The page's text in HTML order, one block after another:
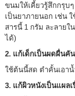
ขนมให้เคี้ยวรู้สึกกรุบ
เป็นยาภายนอก เช่น
สารนี้ 1 กรัม ละลายใ
ได้)
2. แก้เด็กเป็นผดผื่นคั
ใช้ต้นนี้สด ตำคั้นเอา
3. แก้ผิวหนังเป็นแผล